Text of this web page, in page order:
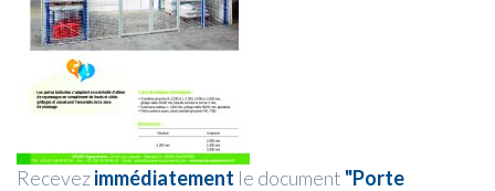
Recevezimmédiatement le document "Porte